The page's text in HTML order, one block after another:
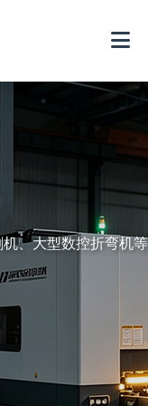
、大型数控折弯机等